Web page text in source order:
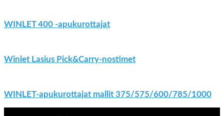
WINLET 400 -apukurottajat
Winlet Lasius Pick&Carry-nostimet
WINLET-apukurottajat mallit 375/575/600/785/1000